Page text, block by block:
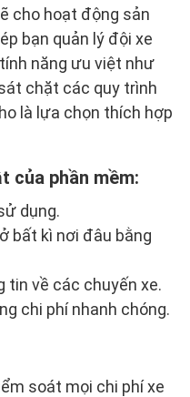
cho hoạt động sản
bạn quản lý đội xe
năng ưu việt như
chặt các quy trình
là lựa chọn thích hợp
của phần mềm:
dụng.
bất kì nơi đâu bằng
tin về các chuyến xe.
chi phí nhanh chóng.
soát mọi chi phí xe